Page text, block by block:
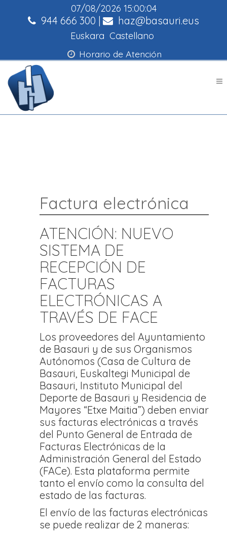
07/08/2026 15:00:05
944 666 300 | haz@basauri.eus
Euskara Castellano
Horario de Atención
Factura electrónica
ATENCIÓN: NUEVO
SISTEMA DE
RECEPCIÓN DE
FACTURAS
ELECTRÓNICAS A
TRAVÉS DE FACE
Los proveedores del Ayuntamiento
de Basauri y de sus Organismos
Autónomos (Casa de Cultura de
Basauri, Euskaltegi Municipal de
Basauri, Instituto Municipal del
Deporte de Basauri y Residencia de
Mayores “Etxe Maitia”) deben enviar
sus facturas electrónicas a través
del Punto General de Entrada de
Facturas Electrónicas de la
Administración General del Estado
(FACe). Esta plataforma permite
tanto el envío como la consulta del
estado de las facturas.
El envío de las facturas electrónicas
se puede realizar de 2 maneras: